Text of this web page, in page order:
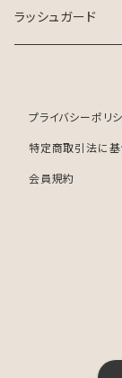
ラッシュガード
プライバシーポリ
特定商取引法に基
会員規約